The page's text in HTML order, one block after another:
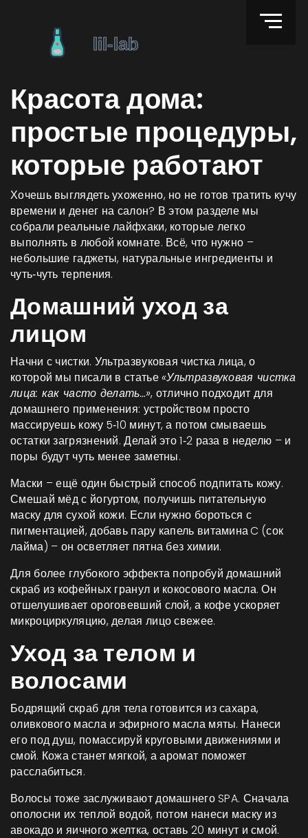
Красота дома:
простые процедуры,
которые работают
Хочешь выглядеть ухоженно, но не готов тратить кучу
времени и денег на салон? В этом разделе мы
собрали реальные лайфхаки, которые легко
выполнять в любой комнате. Всё, что нужно –
небольшие гаджеты, натуральные ингредиенты и
чуть‑чуть терпения.
Домашний уход за
лицом
Начни с чистки. Ультразвуковая чистка лица, о
которой мы писали в статье «Ультразвуковая чистка
лица: как часто делать…», отлично подходит для
домашнего применения: устройством просто
массируешь кожу 5‑10 минут, а потом смываешь
остатки загрязнений. Делай это 1‑2 раза в неделю – и
поры будут чуть менее заметны.
Маски – ещё один быстрый способ подпитать кожу.
Смешай мёд с йогуртом, получишь питательную
маску для сухой кожи. Если нужно бороться с
пигментацией, добавь пару капель витамина C (сок
лайма) – он осветляет пятна без химии.
Для более глубокого эффекта попробуй домашний
скраб из кофейных гранул и кокосового масла. Он
отшелушивает ороговевший слой, а кофе ускоряет
микроциркуляцию, делая лицо свежее.
Уход за телом и
волосами
Бодрящий скраб для тела готовится из сахара,
оливкового масла и эфирного масла мяты. Нанеси
его под душ, помассируй круговыми движениями и
смой. Кожа станет мягкой, а аромат поможет
расслабиться.
Волосы тоже заслуживают домашнего SPA. Сначала
ополосни их теплой водой, потом нанеси маску из
авокадо и яичного желтка, оставь 20 минут и смой.